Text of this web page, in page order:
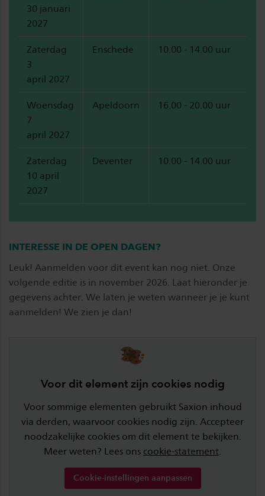
30 januari
2027
Zaterdag
3
april 2027
Enschede 10.00 - 14.00 uur
Woensdag
7
april 2027
Apeldoorn 16.00 - 20.00 uur
Zaterdag
10 april
2027
Deventer 10.00 - 14.00 uur
INTERESSE IN DE OPEN DAGEN?
Leuk! Aanmelden voor dit event kan nog niet. Onze
volgende editie is in november 2026. Laat hieronder je
gegevens achter. We laten je weten wanneer je je kunt
aanmelden! We zien je dan!
Voor dit element zijn cookies nodig
Voor sommige elementen gebruikt Saxion inhoud
via derden, waarvoor cookies nodig zijn. Accepteer
noodzakelijke cookies om dit element te bekijken.
Meer weten? Lees ons cookie-statement.
Cookie-instellingen aanpassen